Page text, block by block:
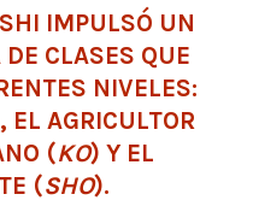
IMPULSÓ UN
CLASES QUE
NIVELES:
EL AGRICULTOR
(KO) Y EL
(SHO).